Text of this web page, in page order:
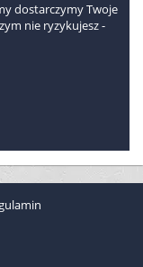
dostarczymy Twoje
nie ryzykujesz -